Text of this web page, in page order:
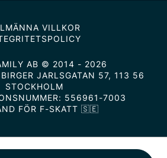
VILLKOR
AB © 2014 - 2026
JARLSGATAN 57, 113 56
STOCKHOLM
556961-7003
FÖR F-SKATT 🇸🇪